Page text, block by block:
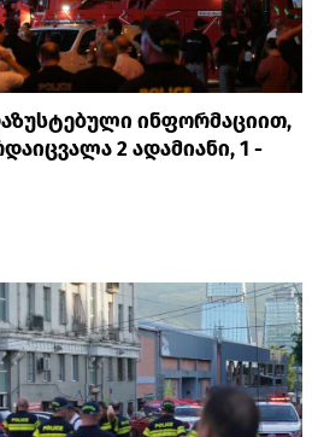
ინფორმაციით,
2 ადამიანი, 1 -